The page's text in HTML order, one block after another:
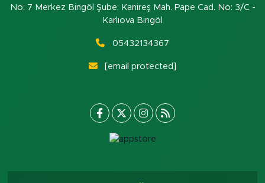
No: 7 Merkez Bingöl Şube: Kanireş Mah. Pape Cad. No: 3/C -
Karlıova Bingöl
05432134367
[email protected]